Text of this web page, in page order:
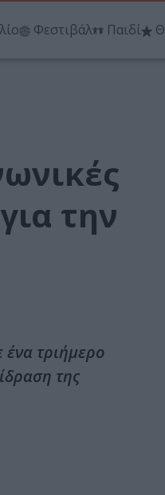
Φεστιβάλ Παιδί
την
τριήμερο
της